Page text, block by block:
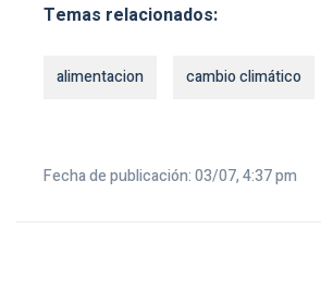
Temas relacionados:
alimentacion cambio climático
Fecha de publicación: 03/07, 4:37 pm